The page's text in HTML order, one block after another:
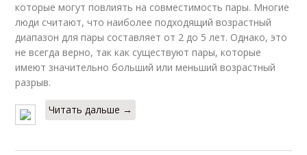
которые могут повлиять на совместимость пары. Многие
люди считают, что наиболее подходящий возрастный
диапазон для пары составляет от 2 до 5 лет. Однако, это
не всегда верно, так как существуют пары, которые
имеют значительно больший или меньший возрастный
разрыв.
Читать дальше →